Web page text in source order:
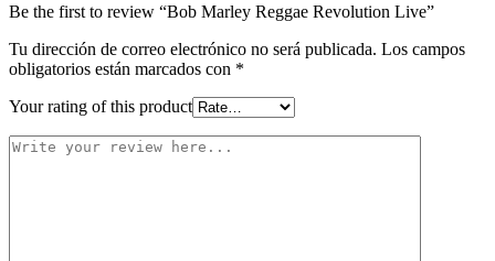
Be the first to review “Bob Marley Reggae Revolution Live”
Tu dirección de correo electrónico no será publicada. Los campos
obligatorios están marcados con *
Your rating of this product